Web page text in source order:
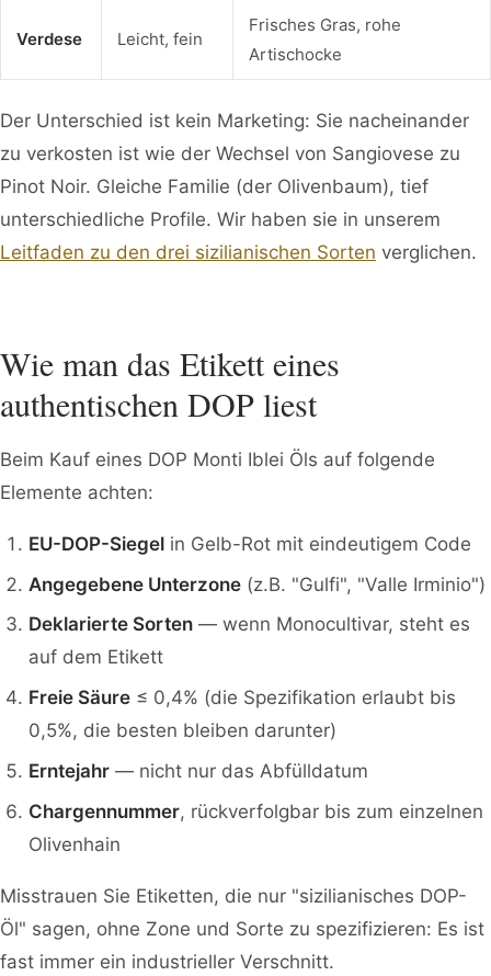
Verdese Leicht, fein
Frisches Gras, rohe
Artischocke
Der Unterschied ist kein Marketing: Sie nacheinander
zu verkosten ist wie der Wechsel von Sangiovese zu
Pinot Noir. Gleiche Familie (der Olivenbaum), tief
unterschiedliche Profile. Wir haben sie in unserem
Leitfaden zu den drei sizilianischen Sorten verglichen.
Wie man das Etikett eines
authentischen DOP liest
Beim Kauf eines DOP Monti Iblei Öls auf folgende
Elemente achten:
EU-DOP-Siegelin Gelb-Rot mit eindeutigem Code
Angegebene Unterzone(z.B. "Gulfi", "Valle Irminio")
Deklarierte Sorten— wenn Monocultivar, steht es
auf dem Etikett
Freie Säure≤ 0,4% (die Spezifikation erlaubt bis
0,5%, die besten bleiben darunter)
Erntejahr— nicht nur das Abfülldatum
Chargennummer, rückverfolgbar bis zum einzelnen
Olivenhain
Misstrauen Sie Etiketten, die nur "sizilianisches DOP-
Öl" sagen, ohne Zone und Sorte zu spezifizieren: Es ist
fast immer ein industrieller Verschnitt.